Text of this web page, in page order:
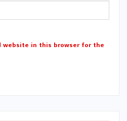
website in this browser for the